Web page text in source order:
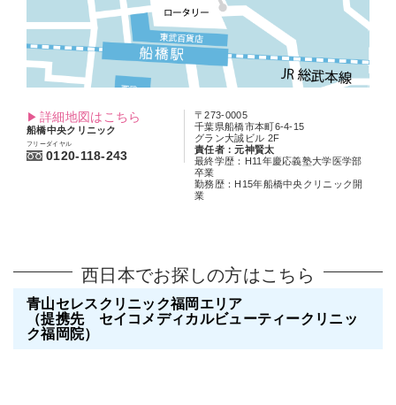
詳細地図はこちら
船橋中央クリニック
フリーダイヤル
0120-118-243
〒273-0005
千葉県船橋市本町6-4-15
グラン大誠ビル 2F
責任者：元神賢太
最終学歴：H11年慶応義塾大学医学部
卒業
勤務歴：H15年船橋中央クリニック開
業
西日本でお探しの方はこちら
青山セレスクリニック福岡エリア
（提携先 セイコメディカルビューティークリニッ
ク福岡院）